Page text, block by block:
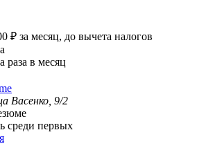
₽ за месяц, до вычета налогов
в месяц
Васенко, 9/2
среди первых